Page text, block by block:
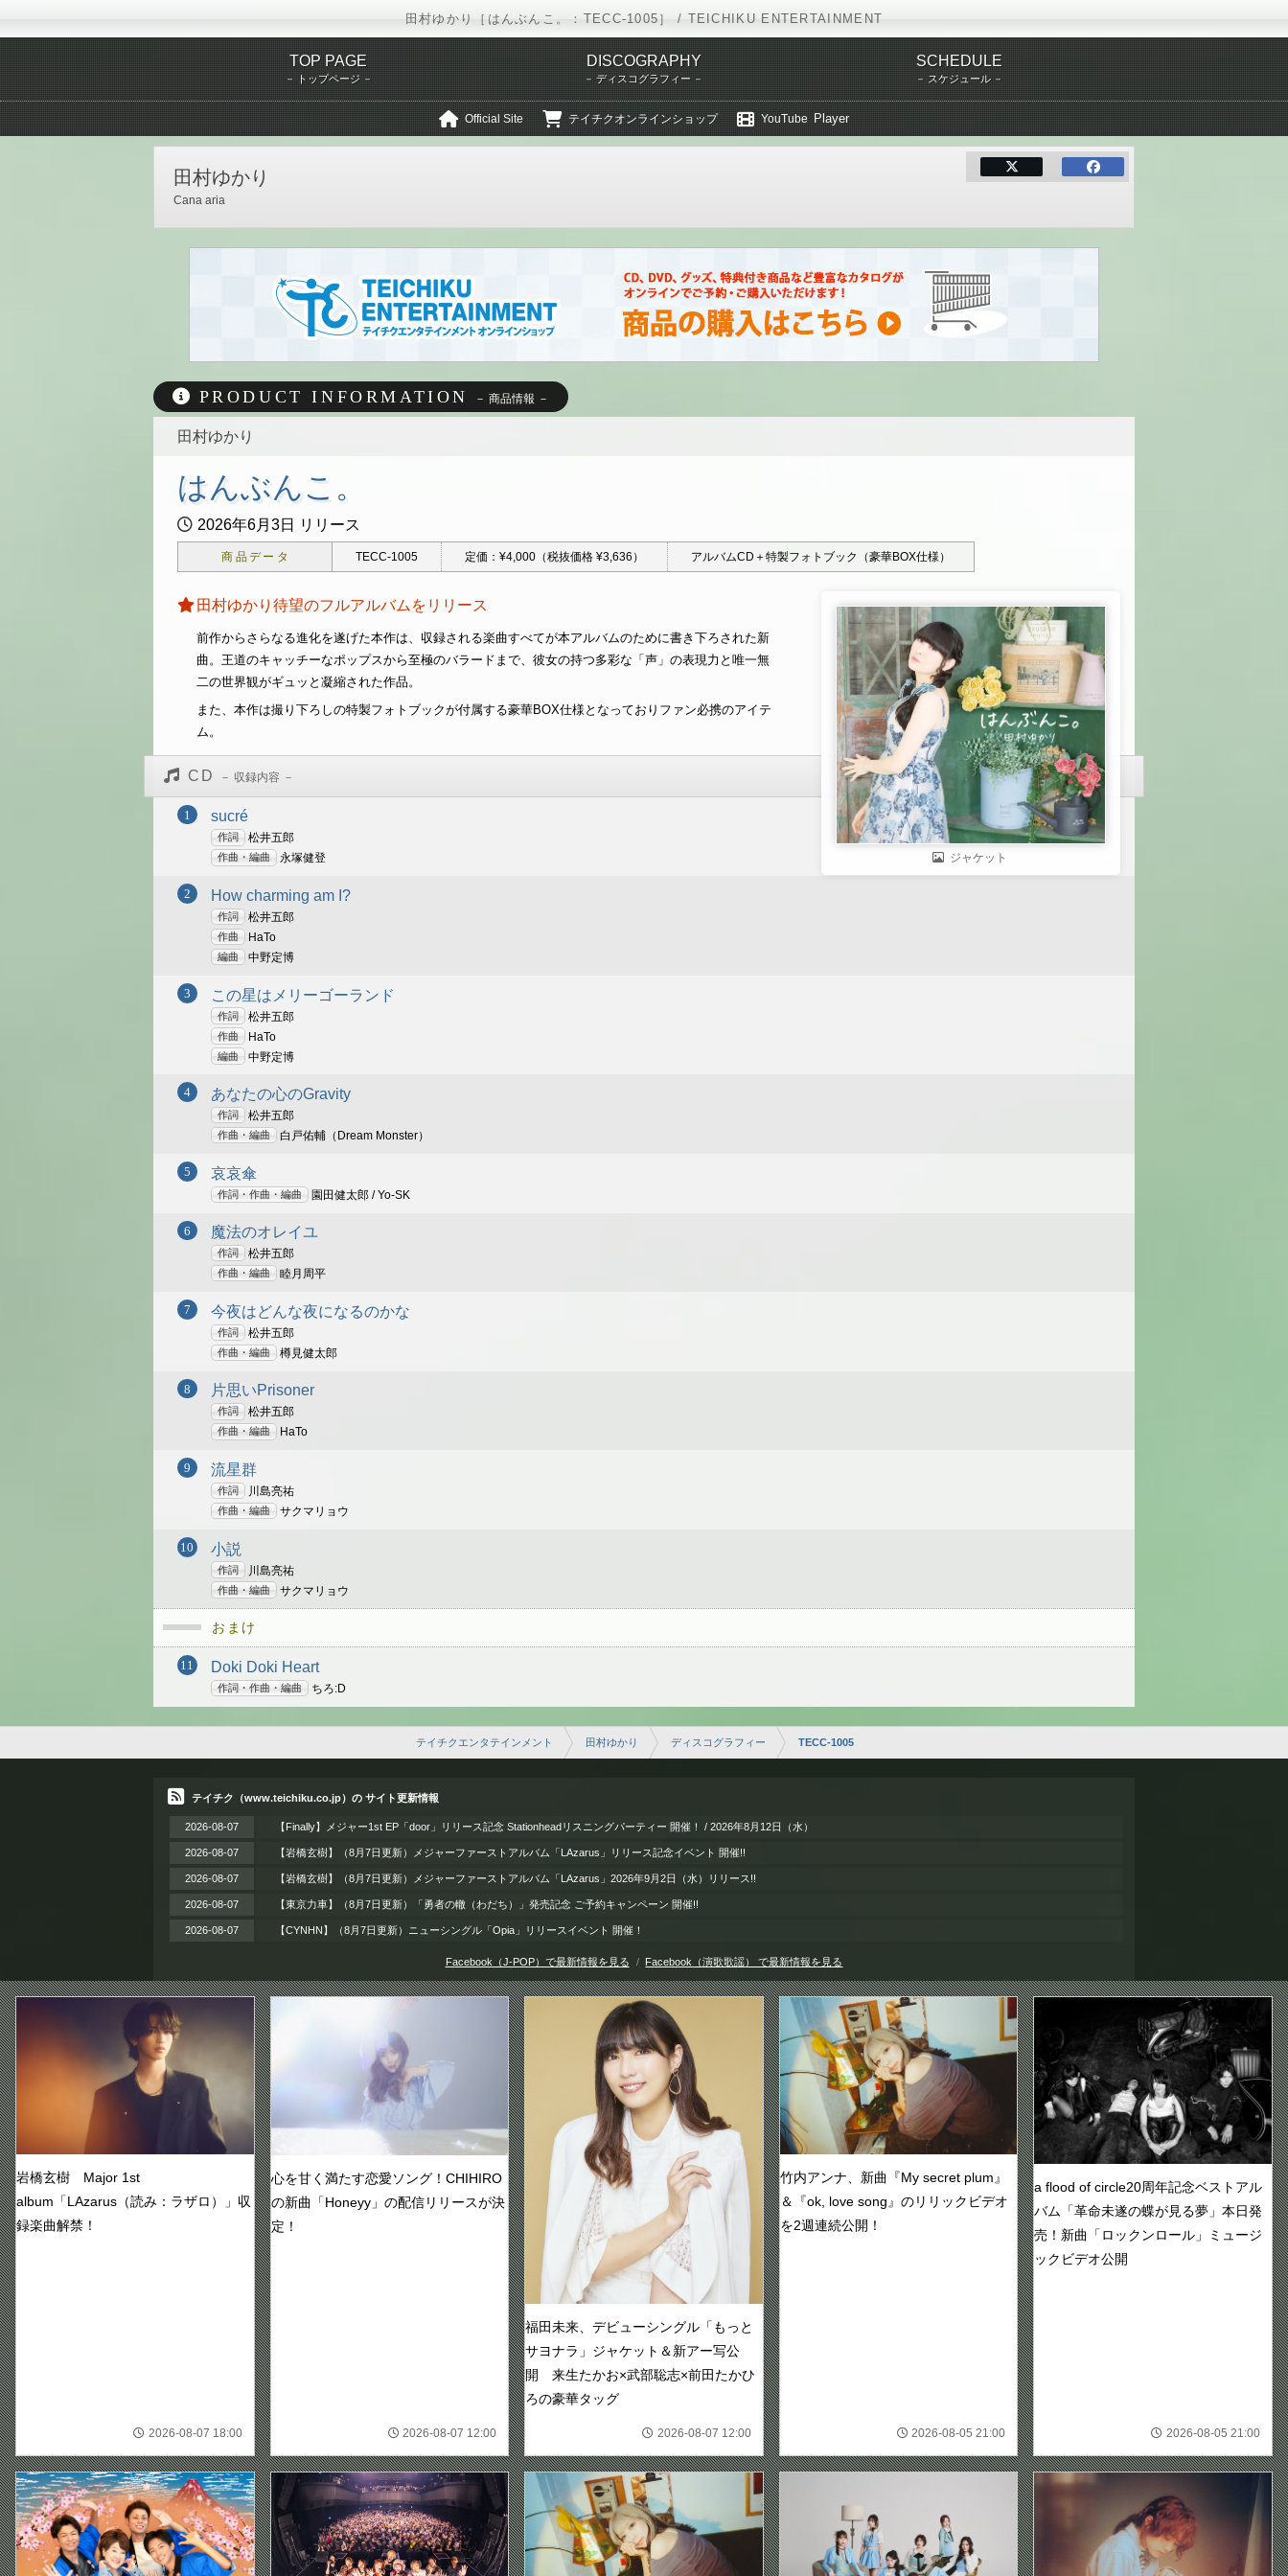
田村ゆかり［はんぶんこ。：TECC-1005］ / TEICHIKU ENTERTAINMENT
TOP PAGE
トップページ
DISCOGRAPHY
ディスコグラフィー
SCHEDULE
スケジュール
Official Site テイチクオンラインショップ YouTube Player
田村ゆかり
Cana aria
PRODUCT INFORMATION
田村ゆかり
はんぶんこ。
2026年6月3日 リリース
商品データ TECC-1005 定価：¥4,000（税抜価格 ¥3,636） アルバムCD＋特製フォトブック（豪華BOX仕様）
ジャケット
田村ゆかり待望のフルアルバムをリリース
前作からさらなる進化を遂げた本作は、収録される楽曲すべてが本アルバムのために書き下ろされた新
曲。王道のキャッチーなポップスから至極のバラードまで、彼女の持つ多彩な「声」の表現力と唯一無
二の世界観がギュッと凝縮された作品。
また、本作は撮り下ろしの特製フォトブックが付属する豪華BOX仕様となっておりファン必携のアイテ
ム。
CD
sucré
作詞 松井五郎
作曲・編曲 永塚健登
How charming am I?
作詞 松井五郎
作曲 HaTo
編曲 中野定博
この星はメリーゴーランド
作詞 松井五郎
作曲 HaTo
編曲 中野定博
あなたの心のGravity
作詞 松井五郎
作曲・編曲 白戸佑輔（Dream Monster）
哀哀傘
作詞・作曲・編曲 園田健太郎 / Yo-SK
魔法のオレイユ
作詞 松井五郎
作曲・編曲 睦月周平
今夜はどんな夜になるのかな
作詞 松井五郎
作曲・編曲 樽見健太郎
片思いPrisoner
作詞 松井五郎
作曲・編曲 HaTo
流星群
作詞 川島亮祐
作曲・編曲 サクマリョウ
小説
作詞 川島亮祐
作曲・編曲 サクマリョウ
おまけ
Doki Doki Heart
作詞・作曲・編曲 ちろ:D
テイチクエンタテインメント 田村ゆかり ディスコグラフィー TECC-1005
テイチク（www.teichiku.co.jp）の サイト更新情報
2026-08-07 【Finally】メジャー1st EP「door」リリース記念 Stationheadリスニングパーティー 開催！ / 2026年8月12日（水）
2026-08-07 【岩橋玄樹】（8月7日更新）メジャーファーストアルバム「LAzarus」リリース記念イベント 開催!!
2026-08-07 【岩橋玄樹】（8月7日更新）メジャーファーストアルバム「LAzarus」2026年9月2日（水）リリース!!
2026-08-07 【東京力車】（8月7日更新）「勇者の轍（わだち）」発売記念 ご予約キャンペーン 開催!!
2026-08-07 【CYNHN】（8月7日更新）ニューシングル「Opia」リリースイベント 開催！
Facebook（J-POP）で最新情報を見る Facebook（演歌歌謡） で最新情報を見る
岩橋玄樹 Major 1st
album「LAzarus（読み：ラザロ）」収
録楽曲解禁！
2026-08-07 18:00
心を甘く満たす恋愛ソング！CHIHIRO
の新曲「Honeyy」の配信リリースが決
定！
2026-08-07 12:00
福田未来、デビューシングル「もっと
サヨナラ」ジャケット＆新アー写公
開 来生たかお×武部聡志×前田たかひ
ろの豪華タッグ
2026-08-07 12:00
竹内アンナ、新曲『My secret plum』
＆『ok, love song』のリリックビデオ
を2週連続公開！
2026-08-05 21:00
a flood of circle20周年記念ベストアル
バム「革命未遂の蝶が見る夢」本日発
売！新曲「ロックンロール」ミュージ
ックビデオ公開
2026-08-05 21:00